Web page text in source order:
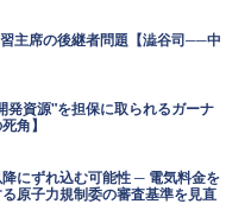
主席の後継者問題【澁谷司──中
発資源"を担保に取られるガーナ
角】
にずれ込む可能性 ─ 電気料金を
原子力規制委の審査基準を見直